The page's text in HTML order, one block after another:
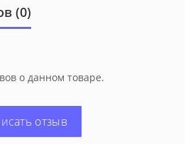
(0)
о данном товаре.
отзыв